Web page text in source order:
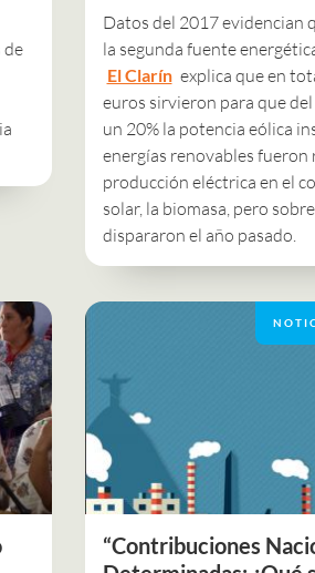
de
Datos del 2017 evidencian
la segunda fuente
El Clarín explica que en
euros sirvieron para que
un 20% la potencia eólica
energías renovables fueron
producción eléctrica en el
solar, la biomasa, pero
dispararon el año pasado.
“Contribuciones